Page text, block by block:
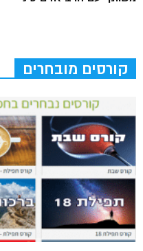
קורסים מובחרים